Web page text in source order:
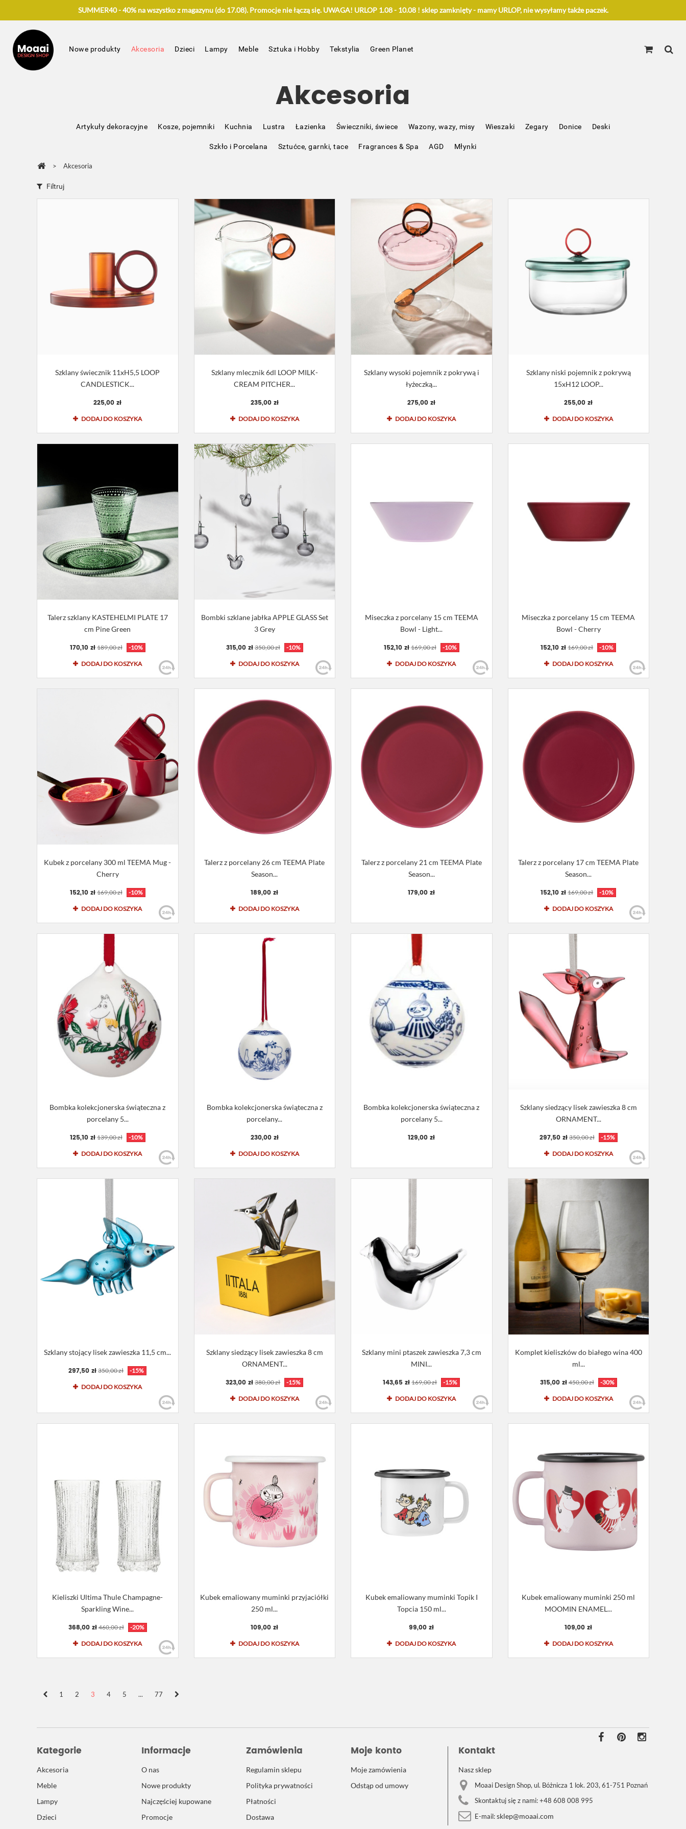
SUMMER40 - 40% na wszystko z magazynu (do 17.08). Promocje nie łączą się. UWAGA! URLOP 1.08 - 10.08 ! sklep zamknięty - mamy URLOP, nie wysyłamy także paczek.
Nowe produkty Akcesoria Dzieci Lampy Meble Sztuka i Hobby Tekstylia Green Planet
Akcesoria
Artykuły dekoracyjne Kosze, pojemniki Kuchnia Lustra Łazienka Świeczniki, świece Wazony, wazy, misy Wieszaki Zegary Donice Deski
Szkło i Porcelana Sztućce, garnki, tace Fragrances & Spa AGD Młynki
> Akcesoria
Filtruj
Szklany świecznik 11xH5,5 LOOP
CANDLESTICK...
225,00 zł
DODAJ DO KOSZYKA
Szklany mlecznik 6dl LOOP MILK-
CREAM PITCHER...
235,00 zł
DODAJ DO KOSZYKA
Szklany wysoki pojemnik z pokrywą i
łyżeczką...
275,00 zł
DODAJ DO KOSZYKA
Szklany niski pojemnik z pokrywą
15xH12 LOOP...
255,00 zł
DODAJ DO KOSZYKA
Talerz szklany KASTEHELMI PLATE 17
cm Pine Green
170,10 zł 189,00 zł -10%
DODAJ DO KOSZYKA
Bombki szklane jabłka APPLE GLASS Set
3 Grey
315,00 zł 350,00 zł -10%
DODAJ DO KOSZYKA
Miseczka z porcelany 15 cm TEEMA
Bowl - Light...
152,10 zł 169,00 zł -10%
DODAJ DO KOSZYKA
Miseczka z porcelany 15 cm TEEMA
Bowl - Cherry
152,10 zł 169,00 zł -10%
DODAJ DO KOSZYKA
Kubek z porcelany 300 ml TEEMA Mug -
Cherry
152,10 zł 169,00 zł -10%
DODAJ DO KOSZYKA
Talerz z porcelany 26 cm TEEMA Plate
Season...
189,00 zł
DODAJ DO KOSZYKA
Talerz z porcelany 21 cm TEEMA Plate
Season...
179,00 zł
Talerz z porcelany 17 cm TEEMA Plate
Season...
152,10 zł 169,00 zł -10%
DODAJ DO KOSZYKA
Bombka kolekcjonerska świąteczna z
porcelany 5...
125,10 zł 139,00 zł -10%
DODAJ DO KOSZYKA
Bombka kolekcjonerska świąteczna z
porcelany...
230,00 zł
DODAJ DO KOSZYKA
Bombka kolekcjonerska świąteczna z
porcelany 5...
129,00 zł
Szklany siedzący lisek zawieszka 8 cm
ORNAMENT...
297,50 zł 350,00 zł -15%
DODAJ DO KOSZYKA
Szklany stojący lisek zawieszka 11,5 cm...
297,50 zł 350,00 zł -15%
DODAJ DO KOSZYKA
Szklany siedzący lisek zawieszka 8 cm
ORNAMENT...
323,00 zł 380,00 zł -15%
DODAJ DO KOSZYKA
Szklany mini ptaszek zawieszka 7,3 cm
MINI...
143,65 zł 169,00 zł -15%
DODAJ DO KOSZYKA
Komplet kieliszków do białego wina 400
ml...
315,00 zł 450,00 zł -30%
DODAJ DO KOSZYKA
Kieliszki Ultima Thule Champagne-
Sparkling Wine...
368,00 zł 460,00 zł -20%
DODAJ DO KOSZYKA
Kubek emaliowany muminki przyjaciółki
250 ml...
109,00 zł
DODAJ DO KOSZYKA
Kubek emaliowany muminki Topik I
Topcia 150 ml...
99,00 zł
DODAJ DO KOSZYKA
Kubek emaliowany muminki 250 ml
MOOMIN ENAMEL...
109,00 zł
DODAJ DO KOSZYKA
1 2 3 4 5 ... 77
Kategorie
Akcesoria
Meble
Lampy
Dzieci
Informacje
O nas
Nowe produkty
Najczęściej kupowane
Promocje
Zamówienia
Regulamin sklepu
Polityka prywatności
Płatności
Dostawa
Moje konto
Moje zamówienia
Odstąp od umowy
Kontakt
Nasz sklep
Moaai Design Shop, ul. Bóżnicza 1 lok. 203, 61-751 Poznań
Skontaktuj się z nami:+48 608 008 995
E-mail:sklep@moaai.com